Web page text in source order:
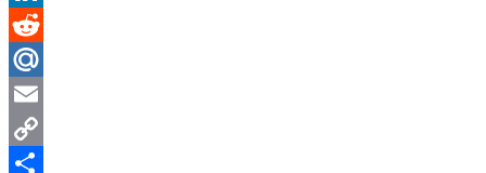
LinkedIn
Reddit
Mail.Ru
Email
Copy